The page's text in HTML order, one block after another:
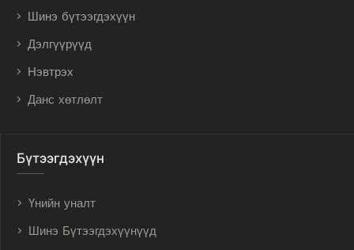
Шинэ бүтээгдэхүүн
Дэлгүүрүүд
Нэвтрэх
Данс хөтлөлт
Бүтээгдэхүүн
Үнийн уналт
Шинэ Бүтээгдэхүүнүүд